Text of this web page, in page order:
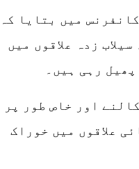
میں بتایا کہ
زدہ علاقوں میں
رہی ہیں۔
اور خاص طور پر
علاقوں میں خوراک